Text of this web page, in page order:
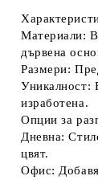
Материали:
дървена
Размери:
Уникалност:
изработена.
Опции за
Дневна:
цвят.
Офис: